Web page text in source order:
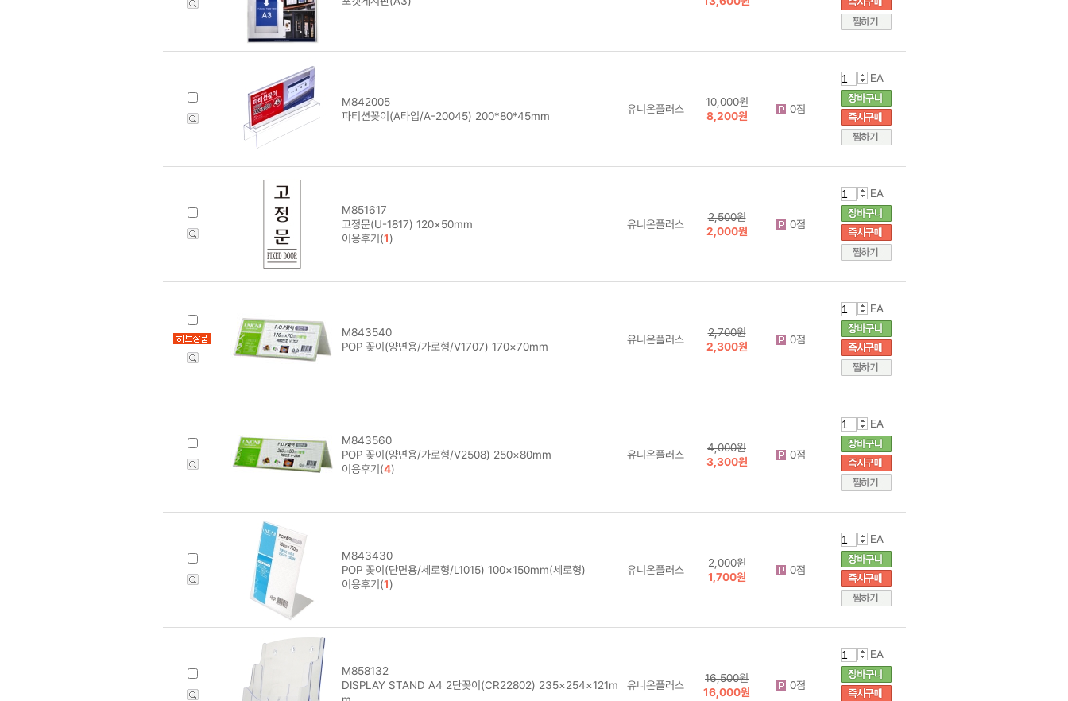
M842005
파티션꽂이(A타입/A-20045) 200*80*45mm
유니온플러스
10,000원
8,200원
0점
EA
M851617
고정문(U-1817) 120×50mm
이용후기(1)
유니온플러스
2,500원
2,000원
0점
EA
M843540
POP 꽂이(양면용/가로형/V1707) 170×70mm
유니온플러스
2,700원
2,300원
0점
EA
M843560
POP 꽂이(양면용/가로형/V2508) 250×80mm
이용후기(4)
유니온플러스
4,000원
3,300원
0점
EA
M843430
POP 꽂이(단면용/세로형/L1015) 100×150mm(세로형)
이용후기(1)
유니온플러스
2,000원
1,700원
0점
EA
M858132
DISPLAY STAND A4 2단꽂이(CR22802) 235×254×121m
유니온플러스
16,500원
16,000원
0점
EA